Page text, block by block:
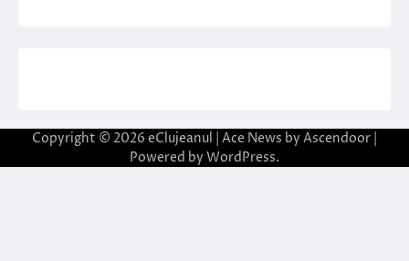
Copyright © 2026 eClujeanul | Ace News by Ascendoor
Powered by WordPress.